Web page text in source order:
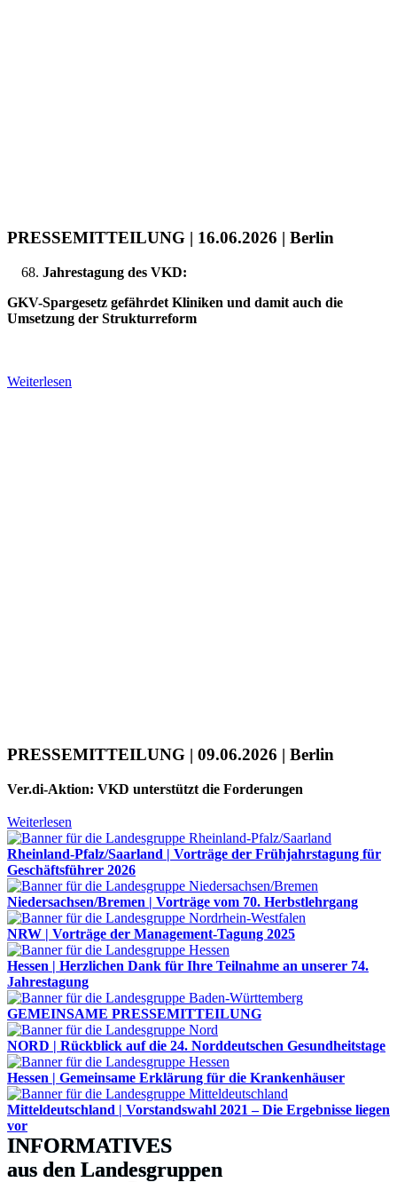
PRESSEMITTEILUNG | 16.06.2026 | Berlin
Jahrestagung des VKD:
GKV-Spargesetz gefährdet Kliniken und damit auch die
Umsetzung der Strukturreform
Weiterlesen
PRESSEMITTEILUNG | 09.06.2026 | Berlin
Ver.di-Aktion: VKD unterstützt die Forderungen
Weiterlesen
Rheinland-Pfalz/Saarland | Vorträge der Frühjahrstagung für
Geschäftsführer 2026
Niedersachsen/Bremen | Vorträge vom 70. Herbstlehrgang
NRW | Vorträge der Management-Tagung 2025
Hessen | Herzlichen Dank für Ihre Teilnahme an unserer 74.
Jahrestagung
GEMEINSAME PRESSEMITTEILUNG
NORD | Rückblick auf die 24. Norddeutschen Gesundheitstage
Hessen | Gemeinsame Erklärung für die Krankenhäuser
Mitteldeutschland | Vorstandswahl 2021 – Die Ergebnisse liegen
vor
INFORMATIVES
aus den Landesgruppen